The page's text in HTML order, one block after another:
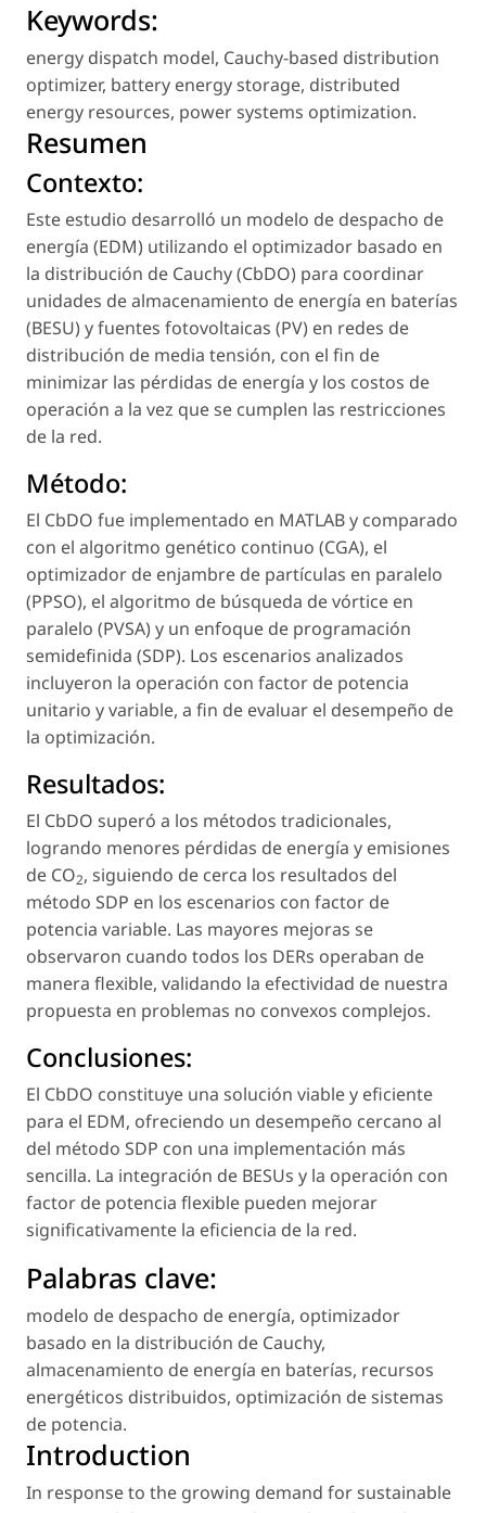
Keywords:
energy dispatch model, Cauchy-based distribution
optimizer, battery energy storage, distributed
energy resources, power systems optimization.
Resumen
Contexto:
Este estudio desarrolló un modelo de despacho de
energía (EDM) utilizando el optimizador basado en
la distribución de Cauchy (CbDO) para coordinar
unidades de almacenamiento de energía en baterías
(BESU) y fuentes fotovoltaicas (PV) en redes de
distribución de media tensión, con el fin de
minimizar las pérdidas de energía y los costos de
operación a la vez que se cumplen las restricciones
de la red.
Método:
El CbDO fue implementado en MATLAB y comparado
con el algoritmo genético continuo (CGA), el
optimizador de enjambre de partículas en paralelo
(PPSO), el algoritmo de búsqueda de vórtice en
paralelo (PVSA) y un enfoque de programación
semidefinida (SDP). Los escenarios analizados
incluyeron la operación con factor de potencia
unitario y variable, a fin de evaluar el desempeño de
la optimización.
Resultados:
El CbDO superó a los métodos tradicionales,
logrando menores pérdidas de energía y emisiones
de CO2, siguiendo de cerca los resultados del
método SDP en los escenarios con factor de
potencia variable. Las mayores mejoras se
observaron cuando todos los DERs operaban de
manera flexible, validando la efectividad de nuestra
propuesta en problemas no convexos complejos.
Conclusiones:
El CbDO constituye una solución viable y eficiente
para el EDM, ofreciendo un desempeño cercano al
del método SDP con una implementación más
sencilla. La integración de BESUs y la operación con
factor de potencia flexible pueden mejorar
significativamente la eficiencia de la red.
Palabras clave:
modelo de despacho de energía, optimizador
basado en la distribución de Cauchy,
almacenamiento de energía en baterías, recursos
energéticos distribuidos, optimización de sistemas
de potencia.
Introduction
In response to the growing demand for sustainable